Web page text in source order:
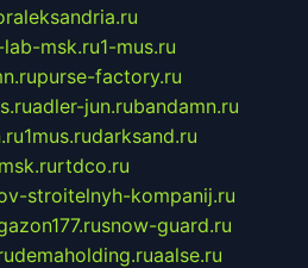
lab-msk.ru1-mus.ru
purse-factory.ru
adler-jun.rubandamn.ru
1mus.rudarksand.ru
rtdco.ru
stroitelnyh-kompanij.ru
snow-guard.ru
demaholding.ruaalse.ru